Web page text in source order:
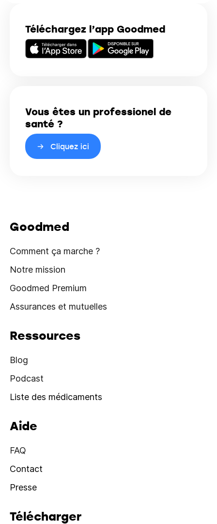
Téléchargez l’app Goodmed
Vous êtes un professionel de
santé ?
Cliquez ici
Goodmed
Comment ça marche ?
Notre mission
Goodmed Premium
Assurances et mutuelles
Ressources
Blog
Podcast
Liste des médicaments
Aide
FAQ
Contact
Presse
Télécharger